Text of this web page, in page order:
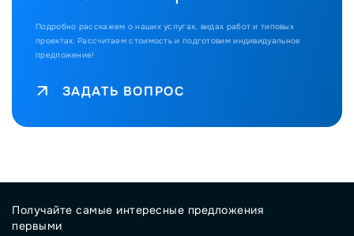
Подробно расскажем о наших услугах, видах работ и типовых
проектах. Рассчитаем стоимость и подготовим индивидуальное
предложение!
ЗАДАТЬ ВОПРОС
Получайте самые интересные предложения
первыми